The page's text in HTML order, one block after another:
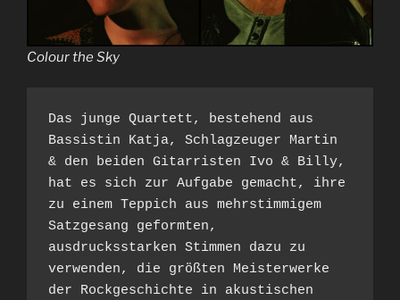
Colour the Sky
Das junge Quartett, bestehend aus
Bassistin Katja, Schlagzeuger Martin
& den beiden Gitarristen Ivo & Billy,
hat es sich zur Aufgabe gemacht, ihre
zu einem Teppich aus mehrstimmigem
Satzgesang geformten,
ausdrucksstarken Stimmen dazu zu
verwenden, die größten Meisterwerke
der Rockgeschichte in akustischen